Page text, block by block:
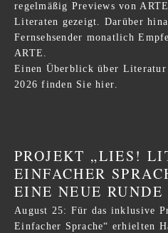
regelmäßig Previews von
Literaten gezeigt. Darüber
Fernsehsender monatlich
ARTE.
Einen Überblick über Literatur
2026 finden Siehier.
PROJEKT „LIES!
EINFACHER
EINE NEUE RUNDE
August 25: Für das inklusive
Einfacher Sprache“ erhielten